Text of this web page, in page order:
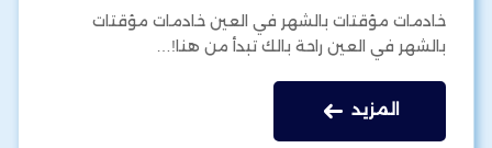
خادمات مؤقتات بالشهر في العين خادمات مؤقتات
بالشهر في العين راحة بالك تبدأ من هنا!…
المزيد